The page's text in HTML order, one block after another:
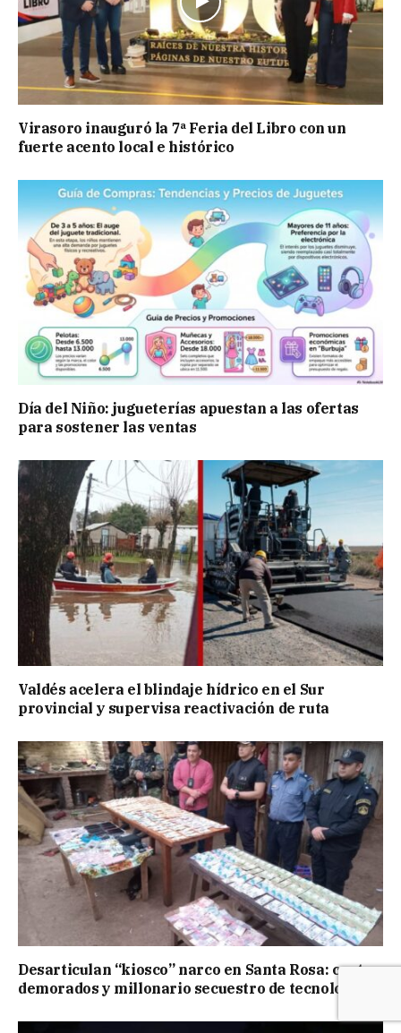
Virasoro inauguró la 7ª Feria del Libro con un
fuerte acento local e histórico
Día del Niño: jugueterías apuestan a las ofertas
para sostener las ventas
Valdés acelera el blindaje hídrico en el Sur
provincial y supervisa reactivación de ruta
Desarticulan “kiosco” narco en Santa Rosa: cuatro
demorados y millonario secuestro de tecnología